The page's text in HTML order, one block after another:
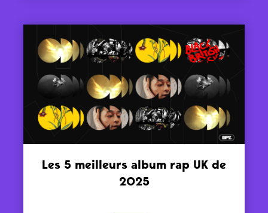
Les 5 meilleurs album rap UK de
2025